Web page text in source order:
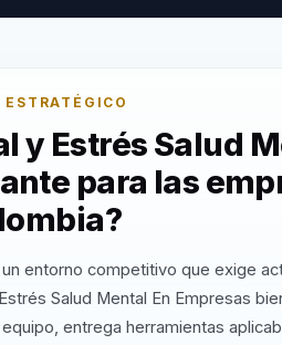
y Estrés Salud
para las
entorno competitivo que exige
Salud Mental En Empresas
entrega herramientas